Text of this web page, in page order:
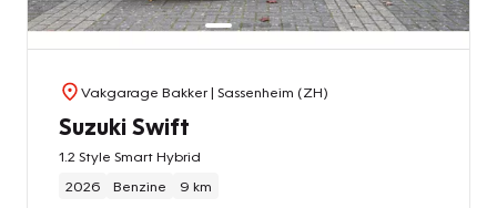
Vakgarage Bakker| Sassenheim (ZH)
Suzuki Swift
1.2 Style Smart Hybrid
2026
Benzine 9 km